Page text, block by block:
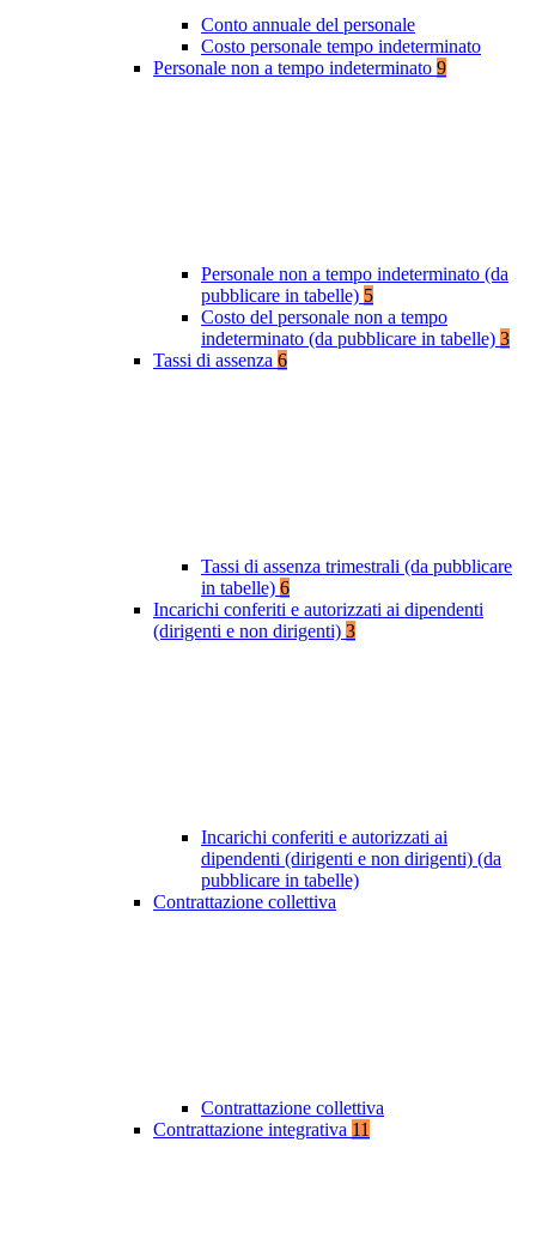
Conto annuale del personale
Costo personale tempo indeterminato
Personale non a tempo indeterminato 9
Personale non a tempo indeterminato (da
pubblicare in tabelle) 5
Costo del personale non a tempo
indeterminato (da pubblicare in tabelle) 3
Tassi di assenza 6
Tassi di assenza trimestrali (da pubblicare
in tabelle) 6
Incarichi conferiti e autorizzati ai dipendenti
(dirigenti e non dirigenti) 3
Incarichi conferiti e autorizzati ai
dipendenti (dirigenti e non dirigenti) (da
pubblicare in tabelle)
Contrattazione collettiva
Contrattazione collettiva
Contrattazione integrativa 11